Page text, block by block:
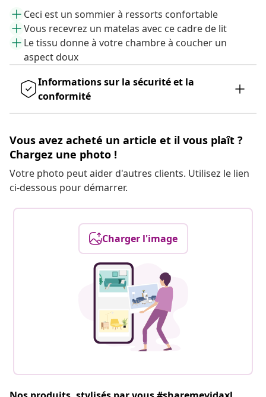
Ceci est un sommier à ressorts confortable
Vous recevrez un matelas avec ce cadre de lit
Le tissu donne à votre chambre à coucher un
aspect doux
Informations sur la sécurité et la
conformité
Vous avez acheté un article et il vous plaît ?
Chargez une photo !
Votre photo peut aider d'autres clients. Utilisez le lien
ci-dessous pour démarrer.
Charger l'image